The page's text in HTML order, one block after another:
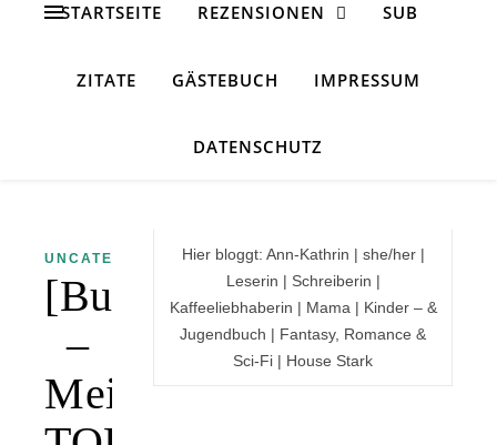
STARTSEITE REZENSIONEN SUB
ZITATE GÄSTEBUCH IMPRESSUM
DATENSCHUTZ
UNCATEGORIZED
[Buchhighlights]
–
Meine
Hier bloggt: Ann-Kathrin | she/her |
Leserin | Schreiberin |
Kaffeeliebhaberin | Mama | Kinder – &
Jugendbuch | Fantasy, Romance &
Sci-Fi | House Stark